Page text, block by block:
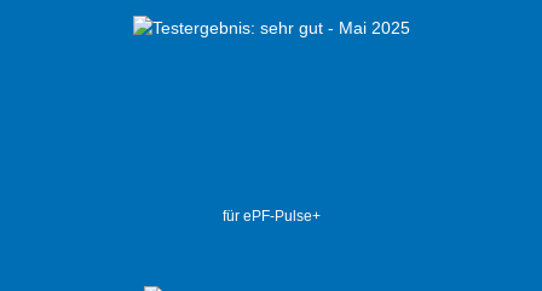
für ePF-Pulse+